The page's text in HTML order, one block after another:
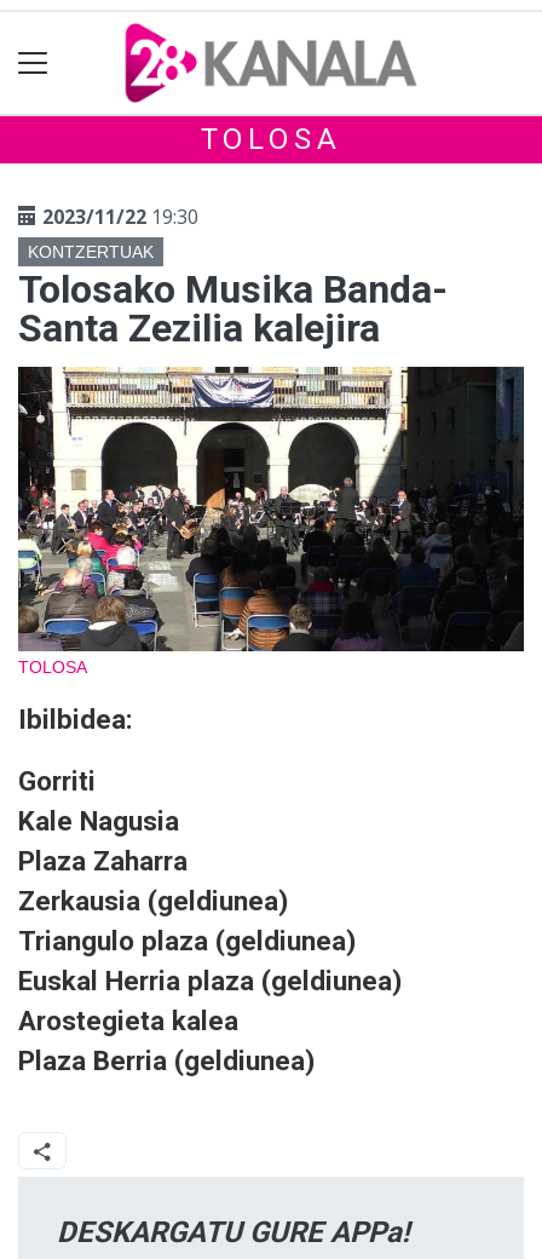
TOLOSA
2023/11/22 19:30
KONTZERTUAK
Tolosako Musika Banda-
Santa Zezilia kalejira
TOLOSA
Ibilbidea:
Gorriti
Kale Nagusia
Plaza Zaharra
Zerkausia (geldiunea)
Triangulo plaza (geldiunea)
Euskal Herria plaza (geldiunea)
Arostegieta kalea
Plaza Berria (geldiunea)
DESKARGATU GURE APPa!